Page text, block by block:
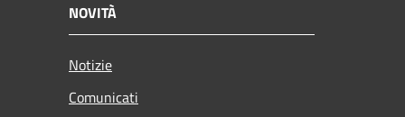
NOVITÀ
Notizie
Comunicati